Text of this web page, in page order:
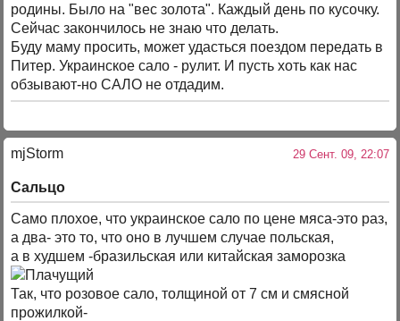
родины. Было на "вес золота". Каждый день по кусочку.
Сейчас закончилось не знаю что делать.
Буду маму просить, может удасться поездом передать в
Питер. Украинское сало - рулит. И пусть хоть как нас
обзывают-но САЛО не отдадим.
mjStоrm 29 Сент. 09, 22:07
Сальцо
Само плохое, что украинское сало по цене мяса-это раз,
а два- это то, что оно в лучшем случае польская,
а в худшем -бразильская или китайская заморозка
Так, что розовое сало, толщиной от 7 см и смясной
прожилкой-